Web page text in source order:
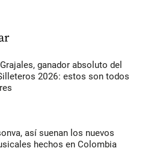
ganador absoluto del
2026: estos son todos
así suenan los nuevos
hechos en Colombia